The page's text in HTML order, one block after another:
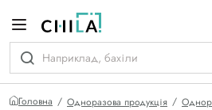
Головна Одноразова продукція
гамі